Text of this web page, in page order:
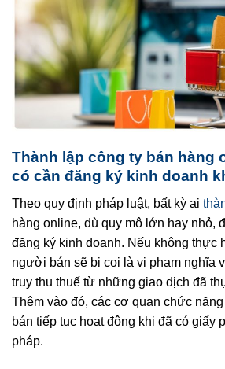
Thành lập công ty bán hàng
có cần đăng ký kinh doanh
Theo quy định pháp luật, bất kỳ ai
hàng online, dù quy mô lớn hay nhỏ,
đăng ký kinh doanh. Nếu không thực
người bán sẽ bị coi là vi phạm nghĩa
truy thu thuế từ những giao dịch đã
Thêm vào đó, các cơ quan chức
bán tiếp tục hoạt động khi đã có giấy
pháp.